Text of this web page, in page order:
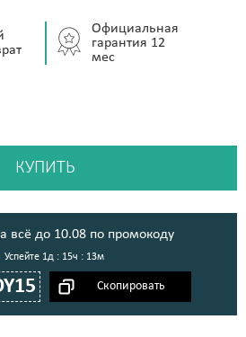
Официальная
гарантия 12
мес
КУПИТЬ
всё до 10.08 по промокоду
1д : 15ч : 13м